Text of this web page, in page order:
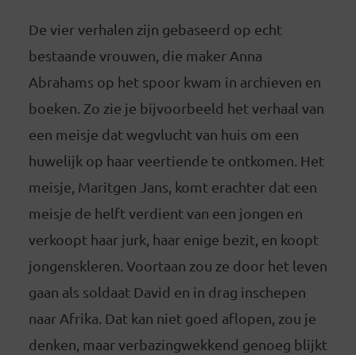
De vier verhalen zijn gebaseerd op echt
bestaande vrouwen, die maker Anna
Abrahams op het spoor kwam in archieven en
boeken. Zo zie je bijvoorbeeld het verhaal van
een meisje dat wegvlucht van huis om een
huwelijk op haar veertiende te ontkomen. Het
meisje, Maritgen Jans, komt erachter dat een
meisje de helft verdient van een jongen en
verkoopt haar jurk, haar enige bezit, en koopt
jongenskleren. Voortaan zou ze door het leven
gaan als soldaat David en in drag inschepen
naar Afrika. Dat kan niet goed aflopen, zou je
denken, maar verbazingwekkend genoeg blijkt